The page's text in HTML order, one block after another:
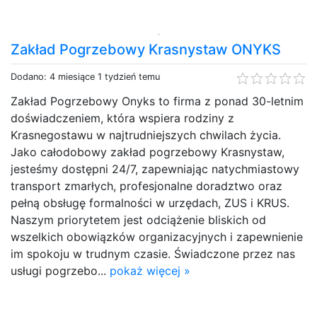
Zakład Pogrzebowy Krasnystaw ONYKS
Dodano: 4 miesiące 1 tydzień temu
Zakład Pogrzebowy Onyks to firma z ponad 30-letnim
doświadczeniem, która wspiera rodziny z
Krasnegostawu w najtrudniejszych chwilach życia.
Jako całodobowy zakład pogrzebowy Krasnystaw,
jesteśmy dostępni 24/7, zapewniając natychmiastowy
transport zmarłych, profesjonalne doradztwo oraz
pełną obsługę formalności w urzędach, ZUS i KRUS.
Naszym priorytetem jest odciążenie bliskich od
wszelkich obowiązków organizacyjnych i zapewnienie
im spokoju w trudnym czasie. Świadczone przez nas
usługi pogrzebo... pokaż więcej »